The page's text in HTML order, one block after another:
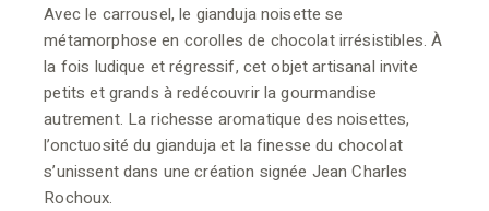
Avec le carrousel, le gianduja noisette se
métamorphose en corolles de chocolat irrésistibles. À
la fois ludique et régressif, cet objet artisanal invite
petits et grands à redécouvrir la gourmandise
autrement. La richesse aromatique des noisettes,
l’onctuosité du gianduja et la finesse du chocolat
s’unissent dans une création signée Jean Charles
Rochoux.